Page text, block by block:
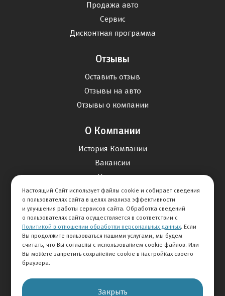
Продажа авто
Сервис
Дисконтная программа
Отзывы
Оставить отзыв
Отзывы на авто
Отзывы о компании
О Компании
История Компании
Вакансии
Новости
Карта сайта
Контакты
+7 495 292-60-60
Настоящий Сайт использует файлы cookie и собирает сведения
о пользователях сайта в целях анализа эффективности
и улучшения работы сервисов сайта. Обработка сведений
о пользователях сайта осуществляется в соответствии с
Политикой в отношении обработки персональных данных. Если
Вы продолжите пользоваться нашими услугами, мы будем
считать, что Вы согласны с использованием cookie-файлов. Или
Вы можете запретить сохранение cookie в настройках своего
браузера.
Закрыть